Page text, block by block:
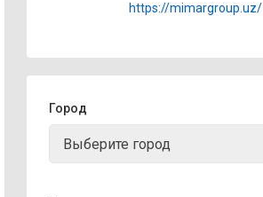
https://mimargroup.uz/
Город
Выберите город